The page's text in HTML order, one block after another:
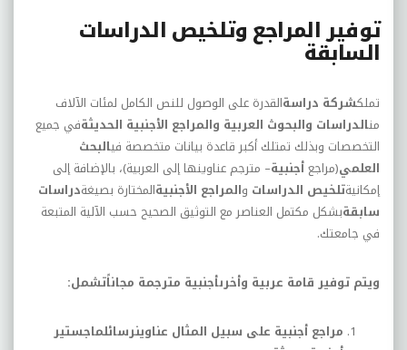
توفير المراجع وتلخيص الدراسات
السابقة
تملكشركة دراسةالقدرة على الوصول للنص الكامل لمئات الآلاف
منالدراسات والبحوث العربية والمراجع الأجنبية الحديثةفي جميع
التخصصات وبذلك تمتلك أكبر قاعدة بيانات متخصصة فيالبحث
العلمي(مراجعأجنبية– مترجم عناوينها إلى العربية)، بالإضافة إلى
إمكانيةتلخيص الدراسات والمراجع الأجنبيةالمختارة بصيغةدراسات
سابقةبشكل مكتمل العناصر مع التوثيق الصحيح حسب الآلية المتبعة
في جامعتك.
ويتم توفير قامة عربية وأخرىأجنبية مترجمة مجاناًتشمل:
مراجع أجنبية على سبيل المثال عناوينرسائلماجستير